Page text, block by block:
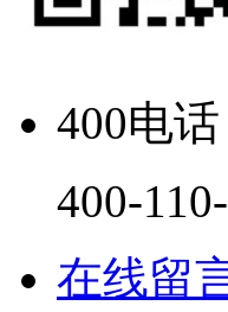
400电话
400-
在线留